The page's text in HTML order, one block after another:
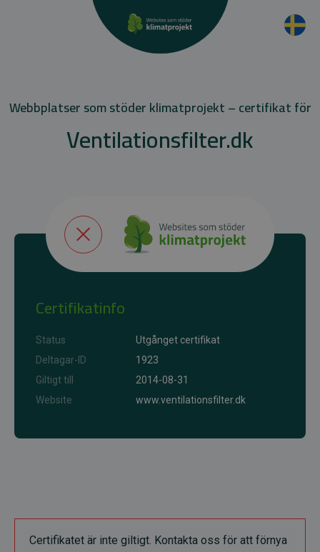
Webbplatser som stöder klimatprojekt – certifikat för
Ventilationsfilter.dk
Certifikatinfo
Status
Utgånget certifikat
Deltagar-ID
1923
Giltigt till
2014-08-31
Website
www.ventilationsfilter.dk
Certifikatet är inte giltigt. Kontakta oss för att förnya